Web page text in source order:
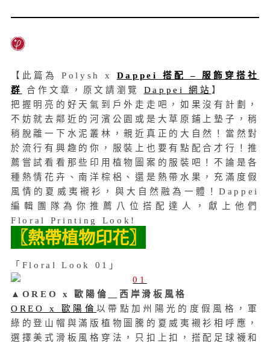
【此篇為 Polysh x Dappei 搭配 – 服飾穿搭社
群
合作文章，原文請瀏覽 Dappei 網站 】
把握明亮的好天氣到戶外走走吧，如果沒有計劃，
不妨就去鄰近的河濱公園或是大草原鋪上墊子，稍
稍脫離一下水泥叢林，親近真正的大自然！當然對
於流行有興趣的你，服裝上也要有點配合才行！推
薦嘗試看看那些印用植物圖案的服裝吧！不論是各
種熱情花卉、南洋棕梠、還是熱帶水果，充滿度假
風情的夏威夷襯衫，與大自然融為一體！Dappei
編輯團隊為你推薦八位搭配達人，獻上他們
Floral Printing Look!
〖熱帶植物印花〗
「 Floral Look 01 」
▲OREO x 歐陽倫＿西岸滑板風格
OREO x 歐陽倫 以帶點加州陽光的度假風格，軍
綠的登山帽與滿版植物圖騰的夏威夷襯衫相呼應，
選擇美式滑板風格穿法，只扣上扣，搭配足球襪和